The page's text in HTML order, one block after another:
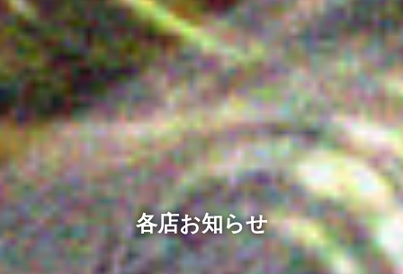
各店お知らせ